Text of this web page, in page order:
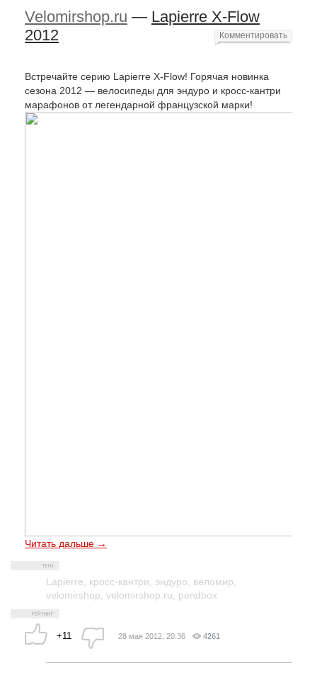
Velomirshop.ru — Lapierre X-Flow
2012
Встречайте серию Lapierre X-Flow! Горячая новинка
сезона 2012 — велосипеды для эндуро и кросс-кантри
марафонов от легендарной французской марки!
Читать дальше →
Lapierre кросс-кантри эндуро веломир
velomirshop velomirshop.ru pendbox
+11
Комментировать
28 мая 2012, 20:36 4261